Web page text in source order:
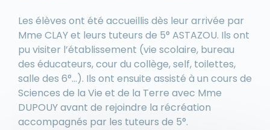
Les élèves ont été accueillis dès leur arrivée par
Mme CLAY et leurs tuteurs de 5° ASTAZOU. Ils ont
pu visiter l’établissement (vie scolaire, bureau
des éducateurs, cour du collège, self, toilettes,
salle des 6°…). Ils ont ensuite assisté à un cours de
Sciences de la Vie et de la Terre avec Mme
DUPOUY avant de rejoindre la récréation
accompagnés par les tuteurs de 5°.